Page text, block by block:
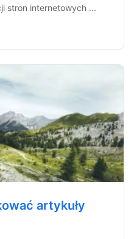
stron internetowych ...
artykuły